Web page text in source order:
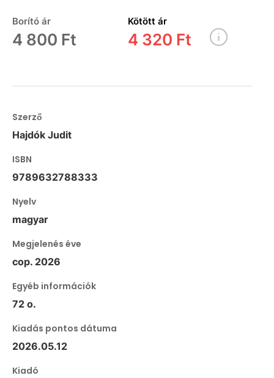
Borító ár
4 800 Ft
Kötött ár
4 320 Ft
Szerző
Hajdók Judit
ISBN
9789632788333
Nyelv
magyar
Megjelenés éve
cop. 2026
Egyéb információk
72 o.
Kiadás pontos dátuma
2026.05.12
Kiadó